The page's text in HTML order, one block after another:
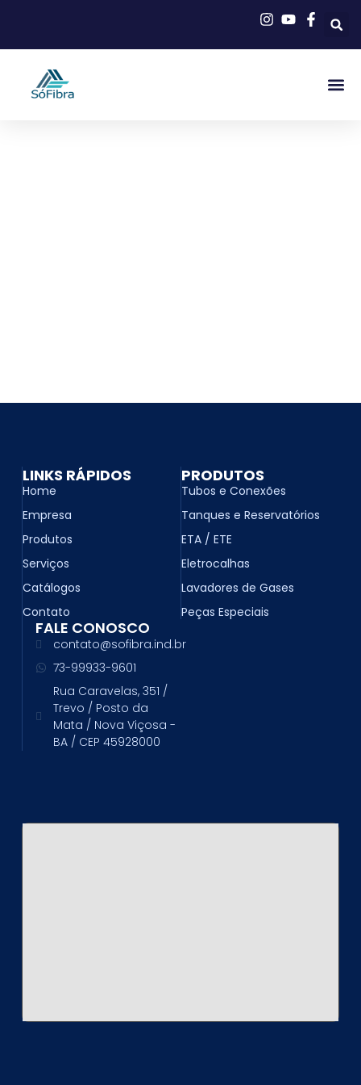
LINKS RÁPIDOS
Home
Empresa
Produtos
Serviços
Catálogos
Contato
PRODUTOS
Tubos e Conexões
Tanques e Reservatórios
ETA / ETE
Eletrocalhas
Lavadores de Gases
Peças Especiais
FALE CONOSCO
contato@sofibra.ind.br
73-99933-9601
Rua Caravelas, 351 /
Trevo / Posto da
Mata / Nova Viçosa -
BA / CEP 45928000